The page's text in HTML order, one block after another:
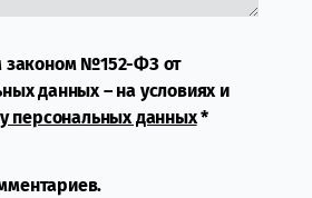
законом №152-ФЗ от
данных – на условиях и
персональных данных*